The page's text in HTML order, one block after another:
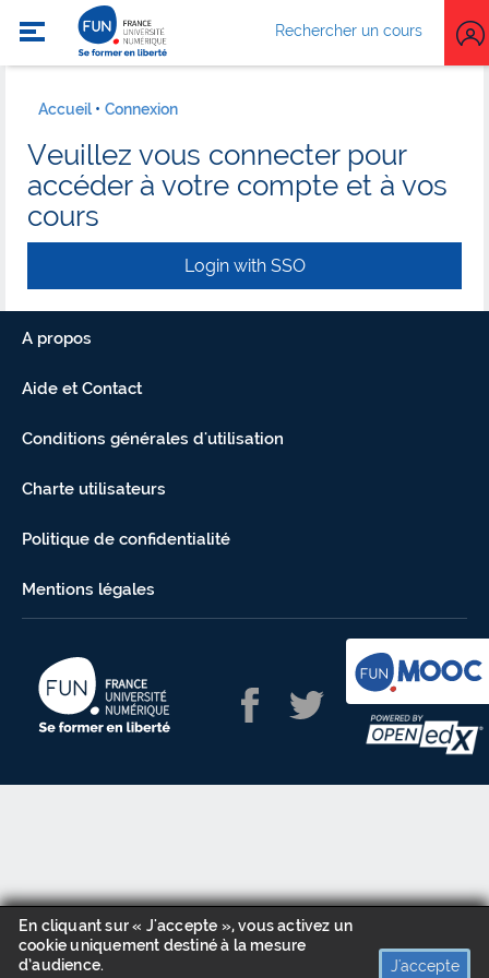
Rechercher un cours
En cliquant sur « J'accepte », vous activez un
cookie uniquement destiné à la mesure
d’audience.
J'accepte
Accueil Connexion
Veuillez vous connecter pour
accéder à votre compte et à vos
cours
Login with SSO
A propos
Aide et Contact
Conditions générales d'utilisation
Charte utilisateurs
Politique de confidentialité
Mentions légales